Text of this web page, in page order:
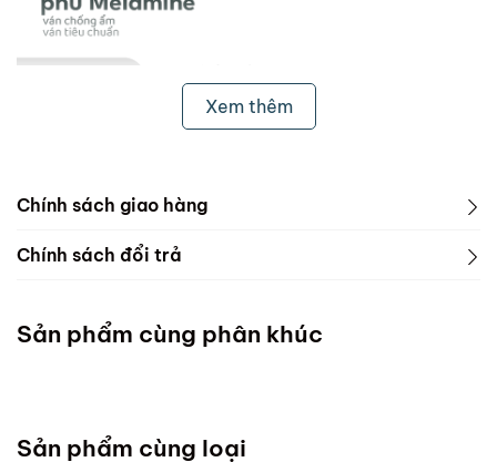
Xem thêm
Chính sách giao hàng
1. Freeship & Lắp đặt cho khách hàng các tỉnh thành
Miền Bắc
Đà Nẵng :Thứ 7 mỗi tuần ( Chốt đơn chậm nhất thứ
Chính sách đổi trả
Sản phẩm cùng phân khúc
Sản phẩm cùng loại